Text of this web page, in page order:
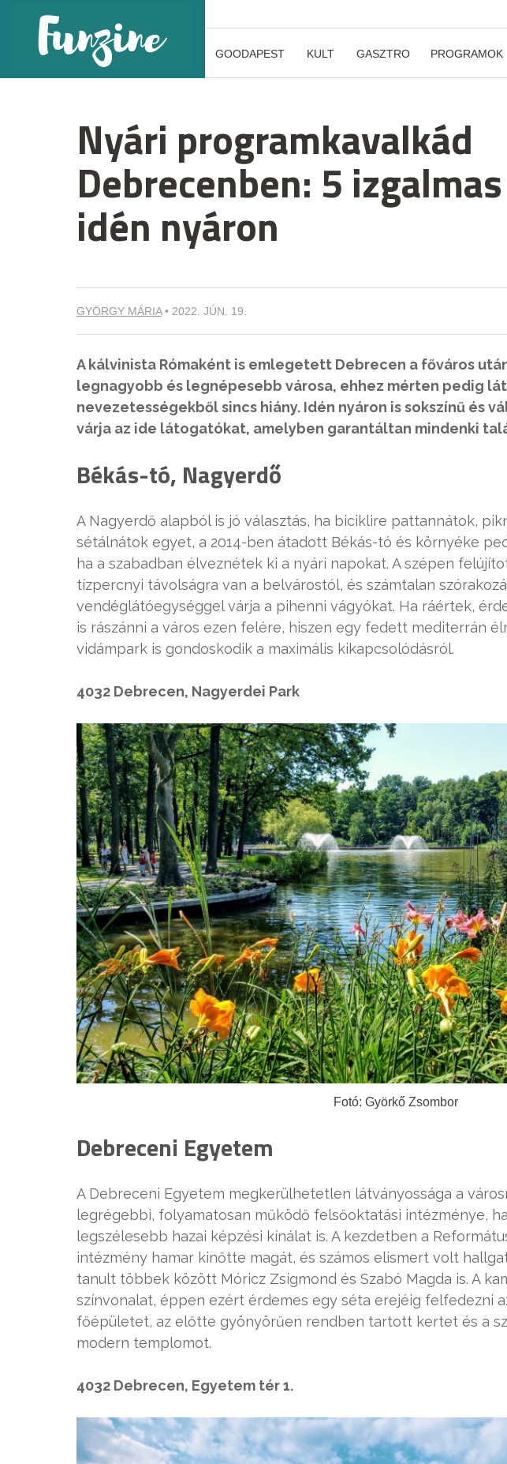
GOODAPEST KULT GASZTRO PROGRAMOK
Nyári programkavalkád
Debrecenben: 5
idén nyáron
GYÖRGY MÁRIA• 2022. JÚN. 19.
A kálvinista Rómaként is emlegetett Debrecen a főváros
legnagyobb és legnépesebb városa, ehhez mérten pedig
nevezetességekből sincs hiány. Idén nyáron is sokszínű és
várja az ide látogatókat, amelyben garantáltan mindenki
Békás-tó, Nagyerdő
A Nagyerdő alapból is jó választás, ha biciklire pattannátok,
sétálnátok egyet, a 2014-ben átadott Békás-tó és környéke
ha a szabadban élveznétek ki a nyári napokat. A szépen
tízpercnyi távolságra van a belvárostól, és számtalan
vendéglátóegységgel várja a pihenni vágyókat. Ha ráértek,
is rászánni a város ezen felére, hiszen egy fedett mediterrán
vidámpark is gondoskodik a maximális kikapcsolódásról.
4032 Debrecen, Nagyerdei Park
Fotó: Györkő Zsombor
Debreceni Egyetem
A Debreceni Egyetem megkerülhetetlen látványossága a
legrégebbi, folyamatosan működő felsőoktatási intézménye,
legszélesebb hazai képzési kínálat is. A kezdetben a
intézmény hamar kinőtte magát, és számos elismert volt
tanult többek között Móricz Zsigmond és Szabó Magda is. A
színvonalat, éppen ezért érdemes egy séta erejéig felfedezni
főépületet, az előtte gyönyörűen rendben tartott kertet és a
modern templomot.
4032 Debrecen, Egyetem tér 1.